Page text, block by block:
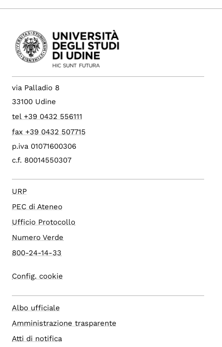
via Palladio 8
33100 Udine
tel +39 0432 556111
fax +39 0432 507715
p.iva 01071600306
c.f. 80014550307
URP
PEC di Ateneo
Ufficio Protocollo
Numero Verde
800-24-14-33
Config. cookie
Albo ufficiale
Amministrazione trasparente
Atti di notifica